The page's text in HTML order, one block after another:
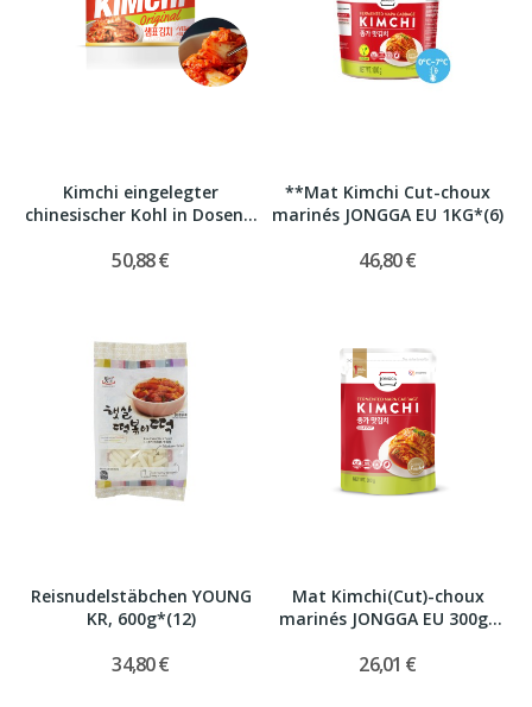
Kimchi eingelegter
chinesischer Kohl in Dosen...
50,88 €
**Mat Kimchi Cut-choux
marinés JONGGA EU 1KG*(6)
46,80 €
Reisnudelstäbchen YOUNG
KR, 600g*(12)
34,80 €
Mat Kimchi(Cut)-choux
marinés JONGGA EU 300g*
26,01 €